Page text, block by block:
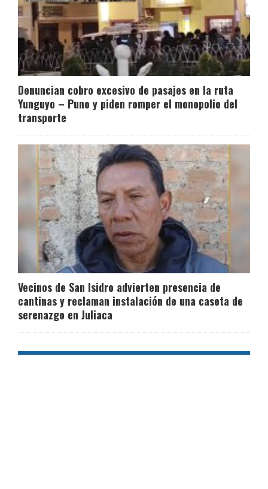
Denuncian cobro excesivo de pasajes en la ruta
Yunguyo – Puno y piden romper el monopolio del
transporte
Vecinos de San Isidro advierten presencia de
cantinas y reclaman instalación de una caseta de
serenazgo en Juliaca